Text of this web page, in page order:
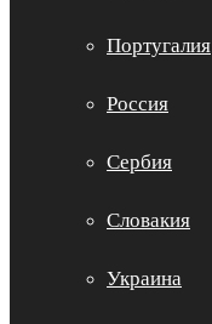
Португалия
Россия
Сербия
Словакия
Украина